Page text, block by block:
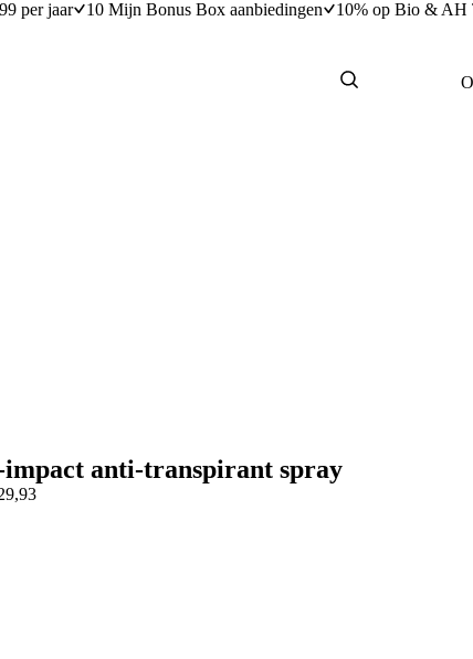
per jaar 10 Mijn Bonus Box aanbiedingen 10% op Bio & AH
anti-transpirant spray